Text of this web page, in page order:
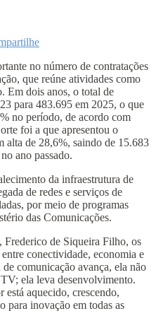
no número de contratações
que reúne atividades como
Em dois anos, o total de
para 483.695 em 2025, o que
no período, de acordo com
foi a que apresentou o
alta de 28,6%, saindo de 15.683
ano passado.
da infraestrutura de
de redes e serviços de
por meio de programas
das Comunicações.
Frederico de Siqueira Filho, os
conectividade, economia e
comunicação avança, ela não
ela leva desenvolvimento.
está aquecido, crescendo,
para inovação em todas as